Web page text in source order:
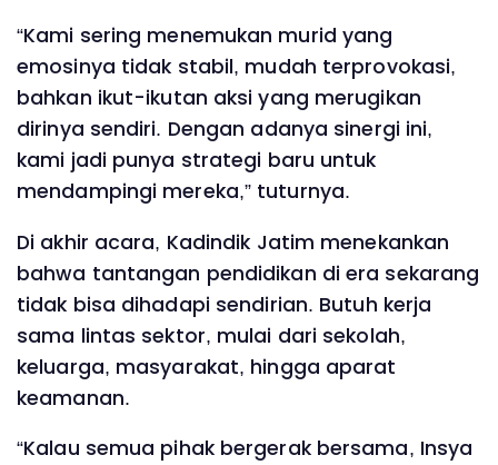
“Kami sering menemukan murid yang
emosinya tidak stabil, mudah terprovokasi,
bahkan ikut-ikutan aksi yang merugikan
dirinya sendiri. Dengan adanya sinergi ini,
kami jadi punya strategi baru untuk
mendampingi mereka,” tuturnya.
Di akhir acara, Kadindik Jatim menekankan
bahwa tantangan pendidikan di era sekarang
tidak bisa dihadapi sendirian. Butuh kerja
sama lintas sektor, mulai dari sekolah,
keluarga, masyarakat, hingga aparat
keamanan.
“Kalau semua pihak bergerak bersama, Insya